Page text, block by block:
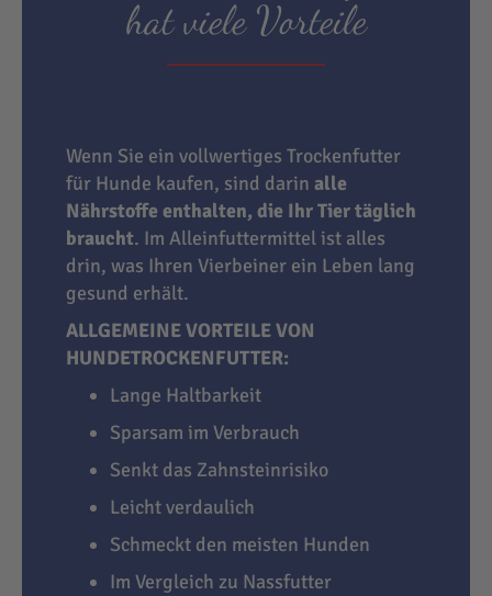
hat viele Vorteile
Wenn Sie ein vollwertiges Trockenfutter
für Hunde kaufen, sind darin alle
Nährstoffe enthalten, die Ihr Tier täglich
braucht. Im Alleinfuttermittel ist alles
drin, was Ihren Vierbeiner ein Leben lang
gesund erhält.
ALLGEMEINE VORTEILE VON
HUNDETROCKENFUTTER:
Lange Haltbarkeit
Sparsam im Verbrauch
Senkt das Zahnsteinrisiko
Leicht verdaulich
Schmeckt den meisten Hunden
Im Vergleich zu Nassfutter